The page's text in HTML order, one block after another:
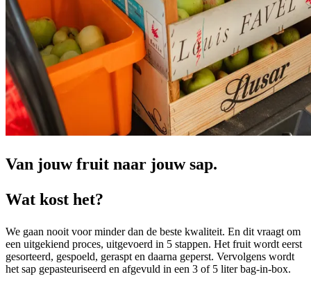
Van jouw fruit naar jouw sap.
Wat kost het?
We gaan nooit voor minder dan de beste kwaliteit. En dit vraagt om
een uitgekiend proces, uitgevoerd in 5 stappen. Het fruit wordt eerst
gesorteerd, gespoeld, geraspt en daarna geperst. Vervolgens wordt
het sap gepasteuriseerd en afgevuld in een 3 of 5 liter bag-in-box.